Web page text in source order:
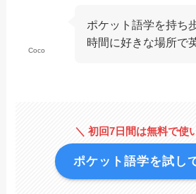
Coco
ポケット語学を持ち
時間に好きな場所で
＼ 初回7日間は無料で使
ポケット語学を試し